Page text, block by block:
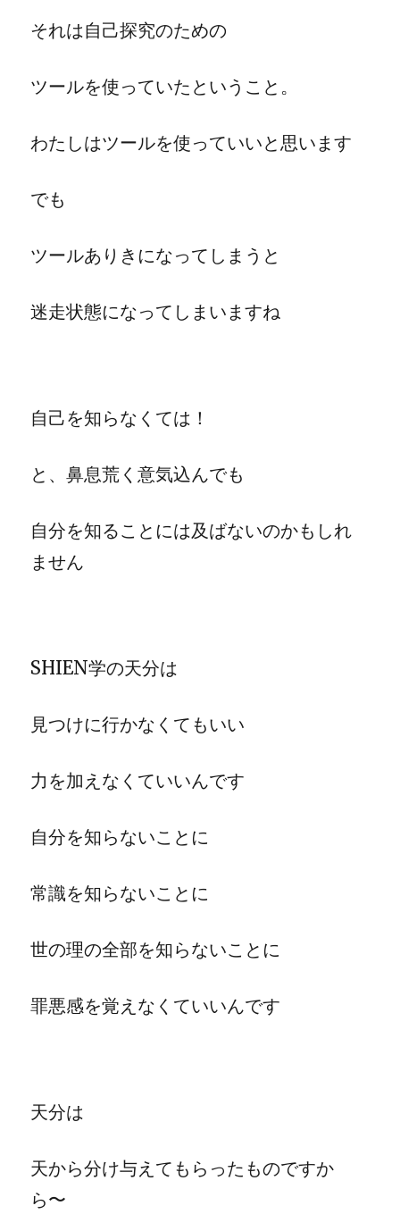
それは自己探究のための
ツールを使っていたということ。
わたしはツールを使っていいと思います
でも
ツールありきになってしまうと
迷走状態になってしまいますね
自己を知らなくては！
と、鼻息荒く意気込んでも
自分を知ることには及ばないのかもしれ
ません
SHIEN学の天分は
見つけに行かなくてもいい
力を加えなくていいんです
自分を知らないことに
常識を知らないことに
世の理の全部を知らないことに
罪悪感を覚えなくていいんです
天分は
天から分け与えてもらったものですか
ら〜